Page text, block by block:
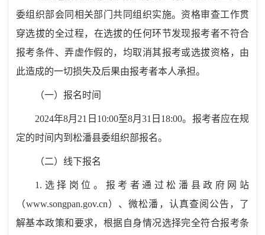
委组织部会同相关部门共同组织实施。资格审查工作贯
穿选拔的全过程， 在选拔的任何环节发现报考者不符合
报考条件、弄虚作假的，均取消其报考或选拔资格，由
此造成的一切损失及后果由报考者本人承担。
（一）报名时间
2024年8月 21 日 10:00至8月31 日 18:00。报考者应在规
定的时间内到松潘县委组织部报名。
（二）线下报名
1. 选择岗位。 报考 者通过松潘 县政府 网站
（www.songpan.gov.cn） 、微松潘，认真查阅公告，了
解基本政策和要求， 根据自身情况选择完全符合报考条